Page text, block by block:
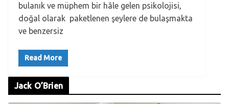
bulanık ve müphem bir hâle gelen psikolojisi,
doğal olarak paketlenen şeylere de bulaşmakta
ve benzersiz
Read More
Jack O’Brien